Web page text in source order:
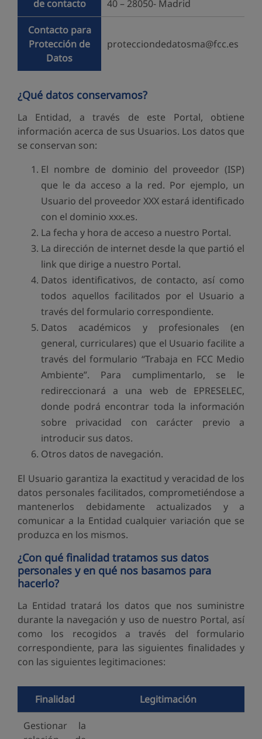
de contacto 40 – 28050- Madrid
Contacto para
Protección de
Datos
protecciondedatosma@fcc.es
¿Qué datos conservamos?
La Entidad, a través de este Portal, obtiene
información acerca de sus Usuarios. Los datos que
se conservan son:
El nombre de dominio del proveedor (ISP)
que le da acceso a la red. Por ejemplo, un
Usuario del proveedor XXX estará identificado
con el dominio xxx.es.
La fecha y hora de acceso a nuestro Portal.
La dirección de internet desde la que partió el
link que dirige a nuestro Portal.
Datos identificativos, de contacto, así como
todos aquellos facilitados por el Usuario a
través del formulario correspondiente.
Datos académicos y profesionales (en
general, curriculares) que el Usuario facilite a
través del formulario “Trabaja en FCC Medio
Ambiente”. Para cumplimentarlo, se le
redireccionará a una web de EPRESELEC,
donde podrá encontrar toda la información
sobre privacidad con carácter previo a
introducir sus datos.
Otros datos de navegación.
El Usuario garantiza la exactitud y veracidad de los
datos personales facilitados, comprometiéndose a
mantenerlos debidamente actualizados y a
comunicar a la Entidad cualquier variación que se
produzca en los mismos.
¿Con qué finalidad tratamos sus datos
personales y en qué nos basamos para
hacerlo?
La Entidad tratará los datos que nos suministre
durante la navegación y uso de nuestro Portal, así
como los recogidos a través del formulario
correspondiente, para las siguientes finalidades y
con las siguientes legitimaciones:
Finalidad Legitimación
Gestionar la